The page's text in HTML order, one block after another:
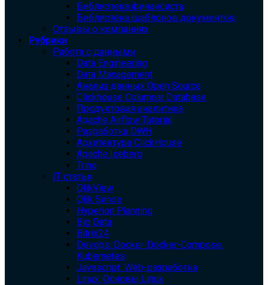
Библиотека финансиста
Библиотека шаблонов документов
Отзывы о компаниях
Рубрики
Работа с данными
Data Engineering
Data Management
Анализ данных Open Source
Clickhouse Columnar Database
Продуктовая аналитика
Apache Airflow Tutorial
Разработка DWH
Архитектура ClickHouse
Apache Iceberg
Trino
IT статьи
QlikView
Qlik Sense
Hyperion Planning
Big Data
Bitrix24
Devops. Docker. Docker-Compose.
Kubernetes
Javascript. Web-разработка
Linux. Основы Linux